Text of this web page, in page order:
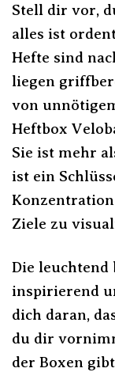
Stell dir vor,
alles ist
Hefte sind
liegen
von
Heftbox
Sie ist mehr
ist ein
Ziele zu
Die leuchtend
inspirierend
dich daran,
du dir
der Boxen